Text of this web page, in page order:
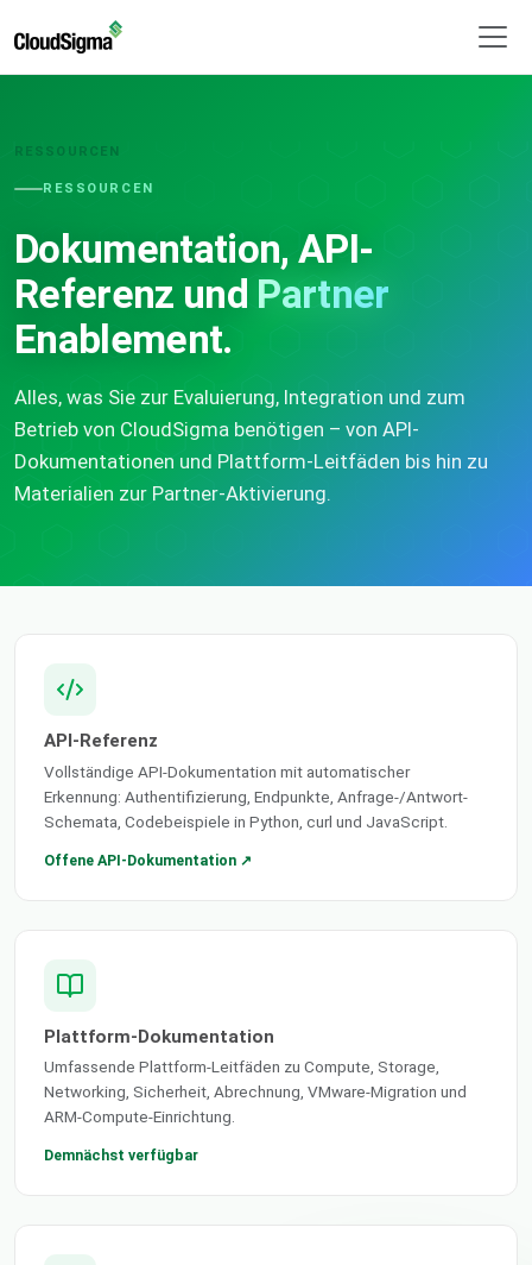
RESSOURCEN
RESSOURCEN
Dokumentation, API-
Referenz und Partner
Enablement.
Alles, was Sie zur Evaluierung, Integration und zum
Betrieb von CloudSigma benötigen – von API-
Dokumentationen und Plattform-Leitfäden bis hin zu
Materialien zur Partner-Aktivierung.
API-Referenz
Vollständige API-Dokumentation mit automatischer
Erkennung: Authentifizierung, Endpunkte, Anfrage-/Antwort-
Schemata, Codebeispiele in Python, curl und JavaScript.
Offene API-Dokumentation ↗
Plattform-Dokumentation
Umfassende Plattform-Leitfäden zu Compute, Storage,
Networking, Sicherheit, Abrechnung, VMware-Migration und
ARM-Compute-Einrichtung.
Demnächst verfügbar